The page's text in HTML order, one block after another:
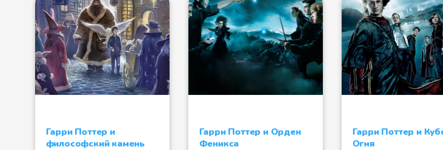
Файл 7
Файл 8
Файл 9
Гарри Поттер и
философский камень
Гарри Поттер и Орден
Феникса
Гарри Поттер и
Огня